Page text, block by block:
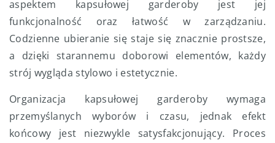
aspektem kapsułowej garderoby jest jej
funkcjonalność oraz łatwość w zarządzaniu.
Codzienne ubieranie się staje się znacznie prostsze,
a dzięki starannemu doborowi elementów, każdy
strój wygląda stylowo i estetycznie.
Organizacja kapsułowej garderoby wymaga
przemyślanych wyborów i czasu, jednak efekt
końcowy jest niezwykle satysfakcjonujący. Proces